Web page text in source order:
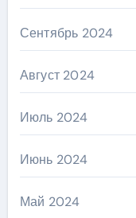
Сентябрь 2024
Август 2024
Июль 2024
Июнь 2024
Май 2024